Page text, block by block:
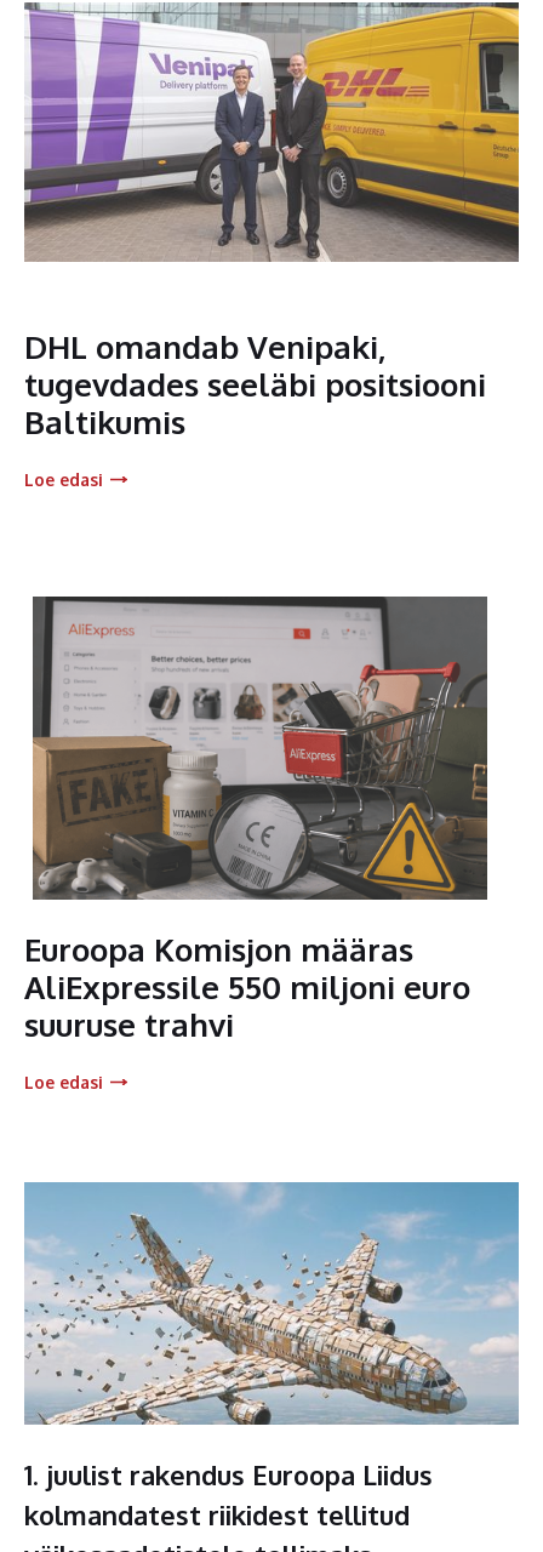
DHL omandab Venipaki,
tugevdades seeläbi positsiooni
Baltikumis
Loe edasi
Euroopa Komisjon määras
AliExpressile 550 miljoni euro
suuruse trahvi
Loe edasi
1. juulist rakendus Euroopa Liidus
kolmandatest riikidest tellitud